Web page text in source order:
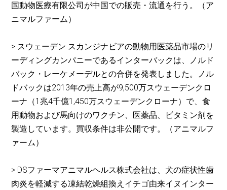
国動物医療有限公司が中国での販売・流通を行う。（ア
ニマルファーム）
> スウェーデン スカンジナビアの動物用医薬品市場のリ
ーディングカンパニーであるインターバックは、ノルド
バック・レーケメーデルとの合併を発表しました。ノル
ドバックは2013年の売上高が9,500万スウェーデンクロ
ーナ（1兆4千億1,450万スウェーデンクローナ）で、食
用動物および馬向けのワクチン、医薬品、ビタミン剤を
製造しています。買収条件は非公開です。（アニマルフ
ァーム）
> DSファーマアニマルヘルス株式会社は、犬の症状性歯
肉炎を軽減する凍結乾燥組換えイチゴ由来イヌインター